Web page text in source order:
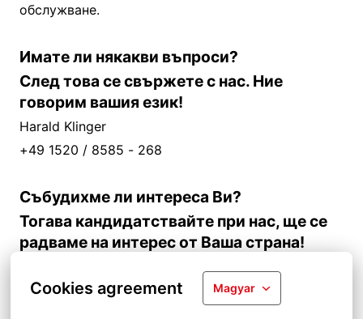
Cookies agreement Magyar
обслужване.
Имате ли някакви въпроси?
След това се свържете с нас. Ние
говорим вашия език!
Harald Klinger
+49 1520 / 8585 - 268
Събудихме ли интереса Ви?
Тогава кандидатствайте при нас, ще се
радваме на интерес от Ваша страна!